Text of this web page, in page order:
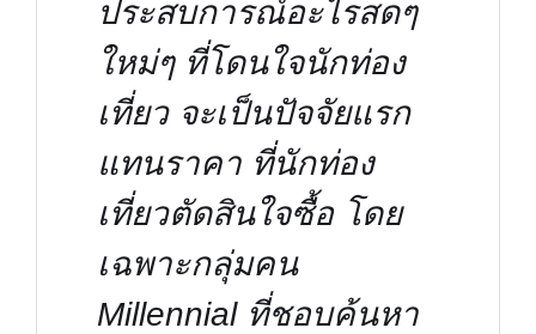
ประสบการณ์อะไรสดๆ
ใหม่ๆ ที่โดนใจนักท่อง
เที่ยว จะเป็นปัจจัยแรก
แทนราคา ที่นักท่อง
เที่ยวตัดสินใจซื้อ โดย
เฉพาะกลุ่มคน
Millennial ที่ชอบค้นหา